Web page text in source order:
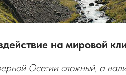
на мировой
Осетии сложный, а